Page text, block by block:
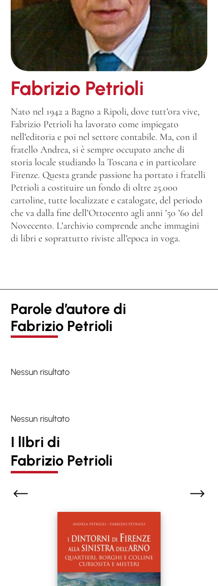
Fabrizio Petrioli
Nato nel 1942 a Bagno a Ripoli, dove tutt’ora vive,
Fabrizio Petrioli ha lavorato come impiegato
nell’editoria e poi nel settore contabile. Ma, con il
fratello Andrea, si è sempre occupato anche di
storia locale studiando la Toscana e in particolare
Firenze. Questa grande passione ha portato i fratelli
Petrioli a costituire un fondo di oltre 25.000
cartoline, tutte localizzate e catalogate, del periodo
che va dalla fine dell’Ottocento agli anni ’50 ’60 del
Novecento. L’archivio comprende anche immagini
di libri e soprattutto riviste all’epoca in voga.
Parole d’autore di
Fabrizio Petrioli
Nessun risultato
Nessun risultato
I lIbri di
Fabrizio Petrioli